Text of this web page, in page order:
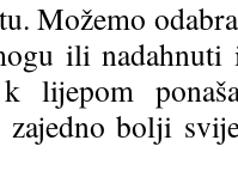
Možemo
ili
lijepom
zajedno bolji